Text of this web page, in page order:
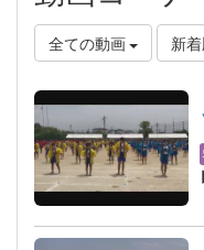
全ての動画 新